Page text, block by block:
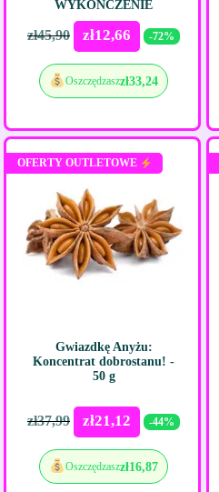
WYKOŃCZENIE
zł45,90 zł12,66 -72%
Oszczędzaszzł33,24
OFERTY OUTLETOWE
Gwiazdkę Anyżu:
Koncentrat dobrostanu! -
50 g
zł37,99 zł21,12 -44%
Oszczędzaszzł16,87